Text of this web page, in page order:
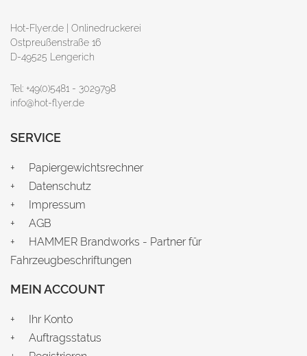
Hot-Flyer.de | Onlinedruckerei
Ostpreußenstraße 16
D-49525 Lengerich
Tel: +49(0)5481 - 3029798
info@hot-flyer.de
SERVICE
Papiergewichtsrechner
Datenschutz
Impressum
AGB
HAMMER Brandworks - Partner für
Fahrzeugbeschriftungen
MEIN ACCOUNT
Ihr Konto
Auftragsstatus